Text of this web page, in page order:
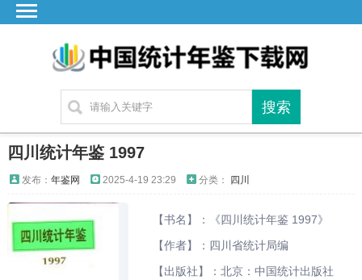
江苏
云南
浙江
四川统计年鉴 1997
发布： 年鉴网 2025-4-19 23:29 分类： 四川
【书名】：《四川统计年鉴 1997》
【作者】：四川省统计局编
【出版社】：北京：中国统计出版社